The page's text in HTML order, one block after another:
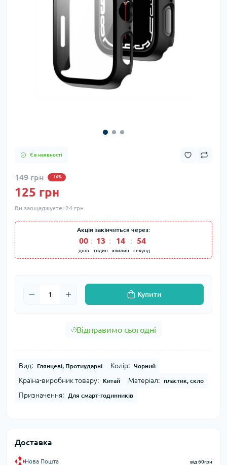
Є в наявності
149 грн -16%
125 грн
Ви заощаджуєте: 24 грн
Акція закінчиться через:
00
днів
: 13
годин
: 14
хвилин
: 54
секунд
Купити
Відправимо сьогодні
Вид: Глянцеві, Протиударні Колір: Чорний
Країна-виробник товару: Китай Матеріал: пластик, скло
Призначення: Для смарт-годинників
Доставка
Нова Пошта від 60грн